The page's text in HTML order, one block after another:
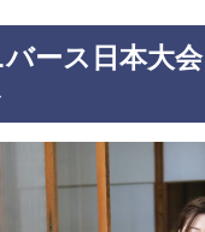
ース日本大